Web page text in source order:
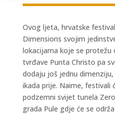
Ovog ljeta, hrvatske
Dimensions svojim
lokacijama koje se protežu
tvrđave Punta Christo pa
dodaju još jednu
ikada prije. Naime, festivali
podzemni svijet tunela
grada Pule gdje će se